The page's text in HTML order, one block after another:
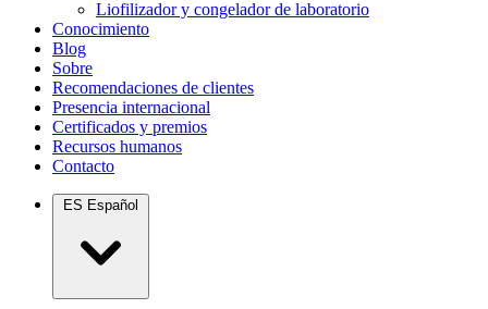
Liofilizador y congelador de laboratorio
Conocimiento
Blog
Sobre
Recomendaciones de clientes
Presencia internacional
Certificados y premios
Recursos humanos
Contacto
ES Español